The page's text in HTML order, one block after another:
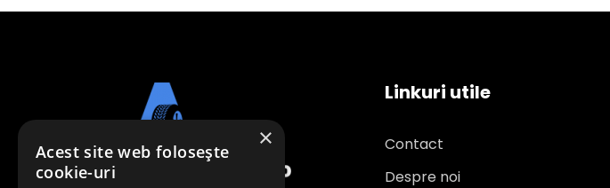
Linkuri utile
Contact
Despre noi
×
Acest site web folosește
cookie-uri